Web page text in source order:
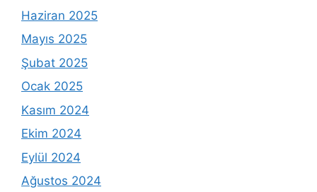
Haziran 2025
Mayıs 2025
Şubat 2025
Ocak 2025
Kasım 2024
Ekim 2024
Eylül 2024
Ağustos 2024